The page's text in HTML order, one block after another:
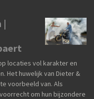
|
locaties vol karakter en
Het huwelijk van Dieter &
voorbeeld van. Als
om hun bijzondere